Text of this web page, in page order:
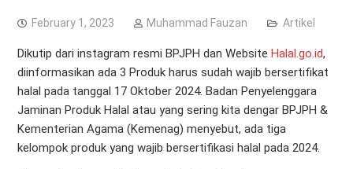
February 1, 2023 Muhammad Fauzan Artikel
Dikutip dari instagram resmi BPJPH dan Website Halal.go.id,
diinformasikan ada 3 Produk harus sudah wajib bersertifikat
halal pada tanggal 17 Oktober 2024. Badan Penyelenggara
Jaminan Produk Halal atau yang sering kita dengar BPJPH &
Kementerian Agama (Kemenag) menyebut, ada tiga
kelompok produk yang wajib bersertifikasi halal pada 2024.